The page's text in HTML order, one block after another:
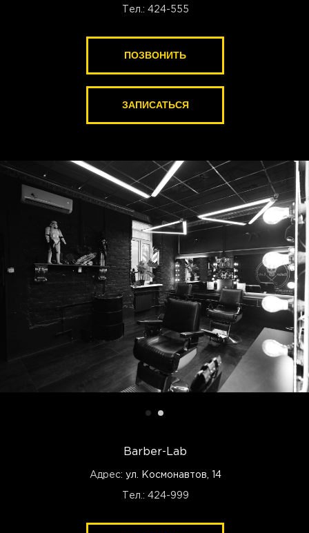
ПОЗВОНИТЬ
Тел.: 424-555
ПОЗВОНИТЬ
ЗАПИСАТЬСЯ
Адрес: ул. Космонавтов, 14
Barber-Lab
Тел.: 424-999